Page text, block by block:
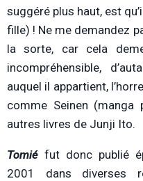
suggéré plus haut, est
fille) ! Ne me demandez
la sorte, car cela
incompréhensible,
auquel il appartient,
comme Seinen
autres livres de Junji Ito.
Tomié fut donc publié
2001 dans diverses